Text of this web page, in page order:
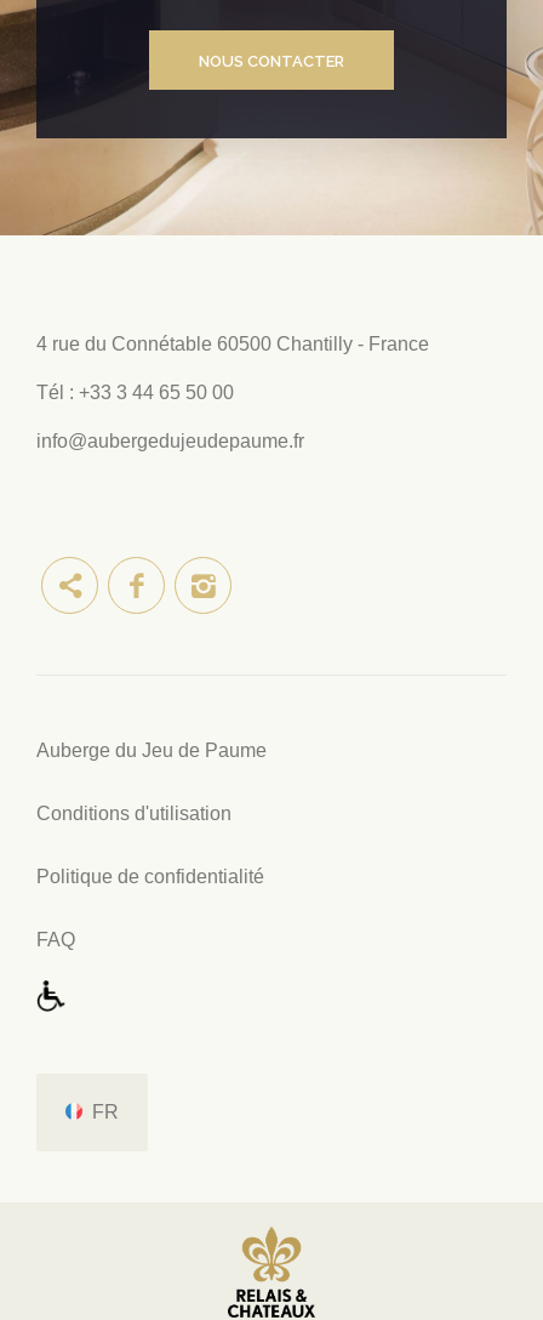
NOUS CONTACTER
4 rue du Connétable 60500 Chantilly - France
Tél : +33 3 44 65 50 00
info@aubergedujeudepaume.fr
Auberge du Jeu de Paume
Conditions d'utilisation
Politique de confidentialité
FAQ
FR